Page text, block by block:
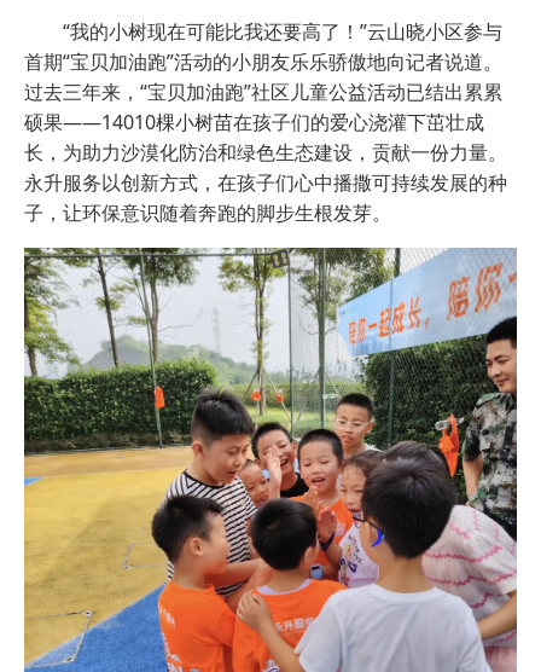
“我的小树现在可能比我还要高了！”云山晓小区参与
首期“宝贝加油跑”活动的小朋友乐乐骄傲地向记者说道。
过去三年来，“宝贝加油跑”社区儿童公益活动已结出累累
硕果——14010棵小树苗在孩子们的爱心浇灌下茁壮成
长，为助力沙漠化防治和绿色生态建设，贡献一份力量。
永升服务以创新方式，在孩子们心中播撒可持续发展的种
子，让环保意识随着奔跑的脚步生根发芽。